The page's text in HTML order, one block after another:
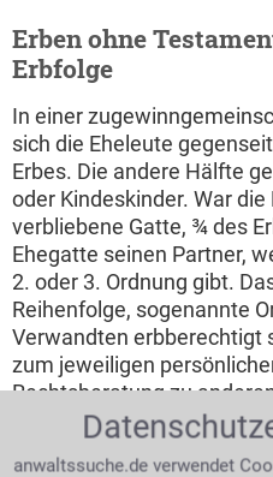
Erben ohne
Erbfolge
In einer
sich die Eheleute
Erbes. Die andere Hälfte
oder Kindeskinder. War
verbliebene Gatte, ¾ des
Ehegatte seinen Partner,
2. oder 3. Ordnung gibt.
Reihenfolge, sogenannte
Verwandten erbberechtigt
zum jeweiligen
Rechtsberatung zu
betreffenden, Themen
Rechtsanwalt für Erbrecht
anwaltssuche.de verwendet